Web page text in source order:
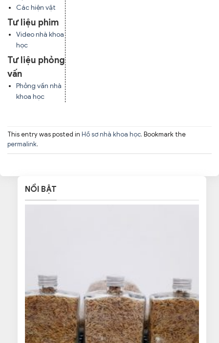
Các hiện vật
Tư liệu phim
Video nhà khoa
học
Tư liệu phỏng
vấn
Phỏng vấn nhà
khoa học
This entry was posted in Hồ sơ nhà khoa học. Bookmark the
permalink.
NỔI BẬT